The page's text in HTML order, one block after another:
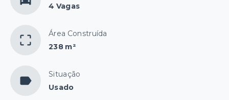
4 Vagas
Área Construída
238 m²
Situação
Usado